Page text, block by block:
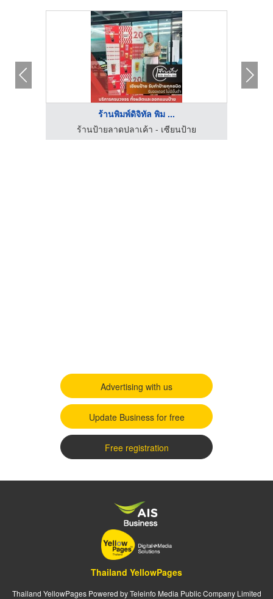
ร้านพิมพ์ดิจิทัล พิม ...
ร้านป้ายลาดปลาเค้า - เซียนป้าย
Advertising with us
Update Business for free
Free registration
Thailand YellowPages
Thailand YellowPages Powered by Teleinfo Media Public Company Limited